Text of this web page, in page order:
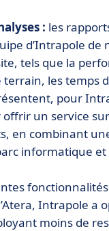
: les
d’Intrapole
tels que la
les temps
pour
un service
en combinant
informatique et
Intrapole a
moins de